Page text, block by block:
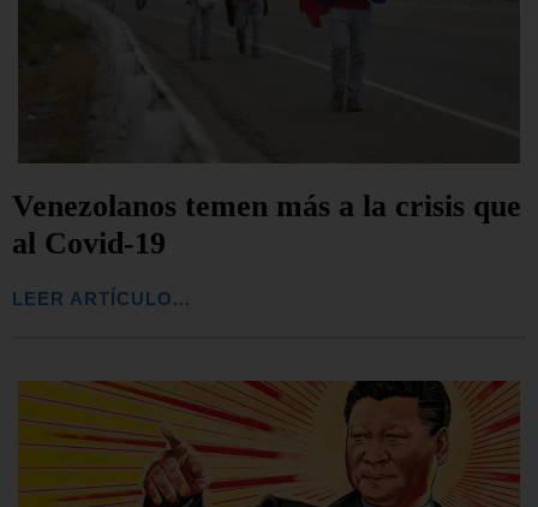
Venezolanos temen más a la crisis que
al Covid-19
LEER ARTÍCULO...